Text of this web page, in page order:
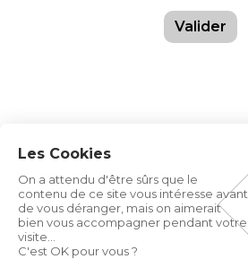
Valider
Les Cookies
On a attendu d'être sûrs que le
contenu de ce site vous intéresse avant
de vous déranger, mais on aimerait
bien vous accompagner pendant votre
visite...
C'est OK pour vous ?